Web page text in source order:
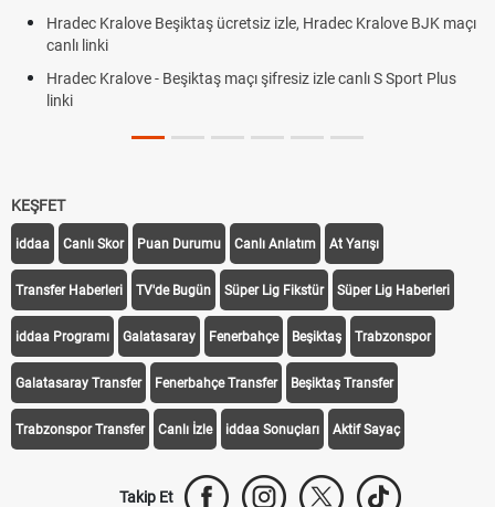
Hradec Kralove Beşiktaş ücretsiz izle, Hradec Kralove BJK maçı
canlı linki
Hradec Kralove - Beşiktaş maçı şifresiz izle canlı S Sport Plus
linki
KEŞFET
iddaa Canlı Skor Puan Durumu Canlı Anlatım At Yarışı
Transfer Haberleri TV'de Bugün Süper Lig Fikstür Süper Lig Haberleri
iddaa Programı Galatasaray Fenerbahçe Beşiktaş Trabzonspor
Galatasaray Transfer Fenerbahçe Transfer Beşiktaş Transfer
Trabzonspor Transfer Canlı İzle iddaa Sonuçları Aktif Sayaç
Takip Et